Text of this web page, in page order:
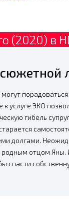
(2020) в
услуге ЭКО
гибель
долгами.
отцом Яны.
спасти